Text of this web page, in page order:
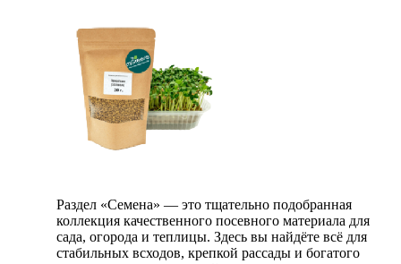
Раздел «Семена» — это тщательно подобранная
коллекция качественного посевного материала для
сада, огорода и теплицы. Здесь вы найдёте всё для
стабильных всходов, крепкой рассады и богатого